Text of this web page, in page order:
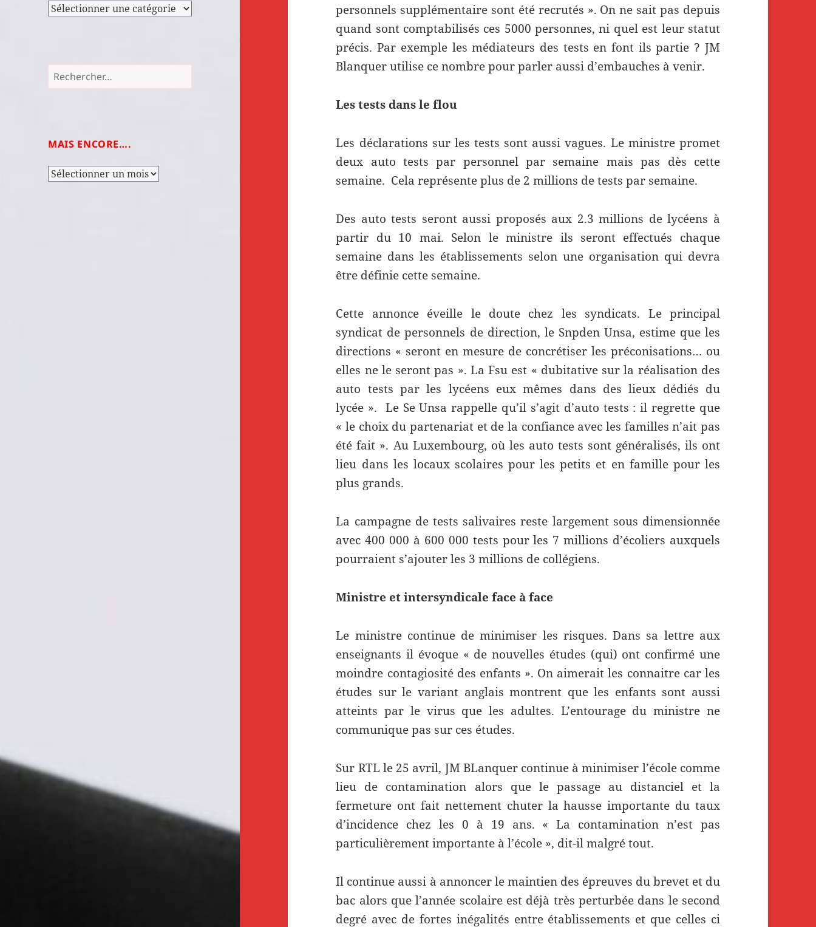
Par
Rechercher :
MAIS ENCORE….
Mais
personnels supplémentaire sont été recrutés ». On ne sait pas depuis
quand sont comptabilisés ces 5000 personnes, ni quel est leur statut
précis. Par exemple les médiateurs des tests en font ils partie ? JM
Blanquer utilise ce nombre pour parler aussi d’embauches à venir.
Les tests dans le flou
Les déclarations sur les tests sont aussi vagues. Le ministre promet
deux auto tests par personnel par semaine mais pas dès cette
semaine. Cela représente plus de 2 millions de tests par semaine.
Des auto tests seront aussi proposés aux 2.3 millions de lycéens à
partir du 10 mai. Selon le ministre ils seront effectués chaque
semaine dans les établissements selon une organisation qui devra
être définie cette semaine.
Cette annonce éveille le doute chez les syndicats. Le principal
syndicat de personnels de direction, le Snpden Unsa, estime que les
directions « seront en mesure de concrétiser les préconisations… ou
elles ne le seront pas ». La Fsu est « dubitative sur la réalisation des
auto tests par les lycéens eux mêmes dans des lieux dédiés du
lycée ». Le Se Unsa rappelle qu’il s’agit d’auto tests : il regrette que
« le choix du partenariat et de la confiance avec les familles n’ait pas
été fait ». Au Luxembourg, où les auto tests sont généralisés, ils ont
lieu dans les locaux scolaires pour les petits et en famille pour les
plus grands.
La campagne de tests salivaires reste largement sous dimensionnée
avec 400 000 à 600 000 tests pour les 7 millions d’écoliers auxquels
pourraient s’ajouter les 3 millions de collégiens.
Ministre et intersyndicale face à face
Le ministre continue de minimiser les risques. Dans sa lettre aux
enseignants il évoque « de nouvelles études (qui) ont confirmé une
moindre contagiosité des enfants ». On aimerait les connaitre car les
études sur le variant anglais montrent que les enfants sont aussi
atteints par le virus que les adultes. L’entourage du ministre ne
communique pas sur ces études.
Sur RTL le 25 avril, JM BLanquer continue à minimiser l’école comme
lieu de contamination alors que le passage au distanciel et la
fermeture ont fait nettement chuter la hausse importante du taux
d’incidence chez les 0 à 19 ans. « La contamination n’est pas
particulièrement importante à l’école », dit-il malgré tout.
Il continue aussi à annoncer le maintien des épreuves du brevet et du
bac alors que l’année scolaire est déjà très perturbée dans le second
degré avec de fortes inégalités entre établissements et que celles ci